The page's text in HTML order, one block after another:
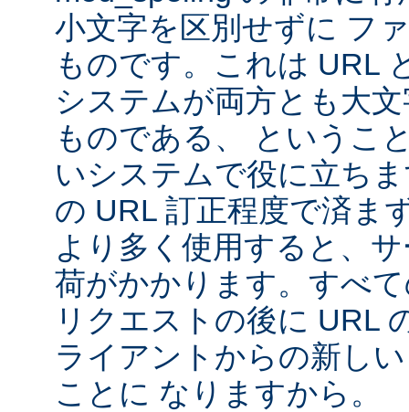
小文字を区別せずに フ
ものです。これは URL
システムが両方とも大
ものである、 というこ
いシステムで役に立ち
の URL 訂正程度で済ま
より多く使用すると、
荷がかかります。すべ
リクエストの後に URL
ライアントからの新し
ことに なりますから。